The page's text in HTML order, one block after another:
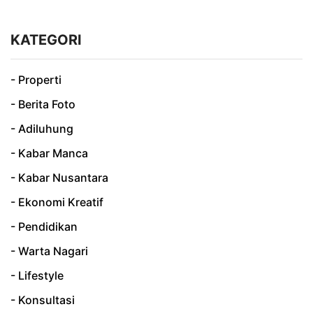
KATEGORI
- Properti
- Berita Foto
- Adiluhung
- Kabar Manca
- Kabar Nusantara
- Ekonomi Kreatif
- Pendidikan
- Warta Nagari
- Lifestyle
- Konsultasi